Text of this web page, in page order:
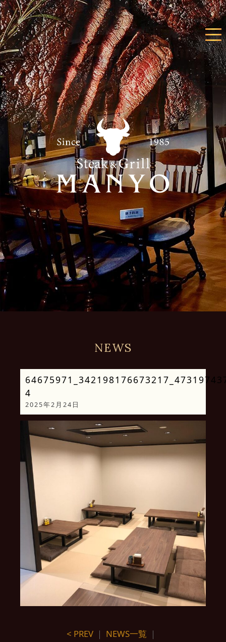
NEWS
4
2025年2月24日
< PREV ｜ NEWS一覧 ｜